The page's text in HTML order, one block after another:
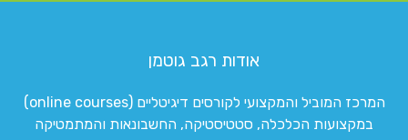
אודות רגב גוטמן
המרכז המוביל והמקצועי לקורסים דיגיטליים (online courses)
במקצועות הכלכלה, סטטיסטיקה, החשבונאות והמתמטיקה